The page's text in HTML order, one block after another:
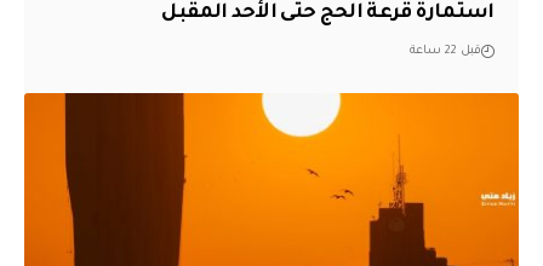
استمارة قرعة الحج حتى الأحد المقبل
قبل 22 ساعة